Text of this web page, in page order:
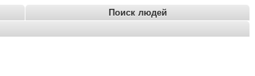
Поиск людей